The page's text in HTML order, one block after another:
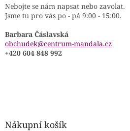
Nebojte se nám napsat nebo zavolat.
Jsme tu pro vás po - pá 9:00 - 15:00.
Barbara Čáslavská
obchudek@centrum-mandala.cz
+420 604 848 992
Nákupní košík